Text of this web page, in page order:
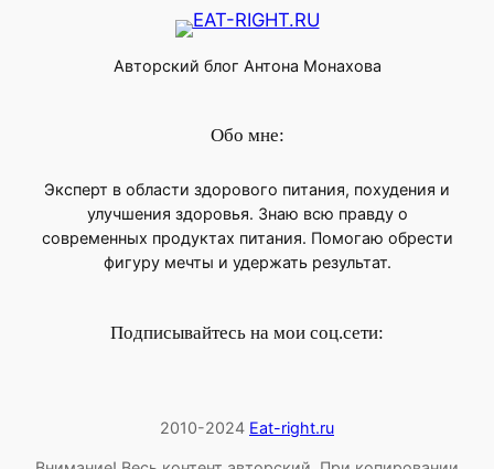
Авторский блог Антона Монахова
Обо мне:
Эксперт в области здорового питания, похудения и
улучшения здоровья. Знаю всю правду о
современных продуктах питания. Помогаю обрести
фигуру мечты и удержать результат.
Подписывайтесь на мои соц.сети:
2010-2024 Eat-right.ru